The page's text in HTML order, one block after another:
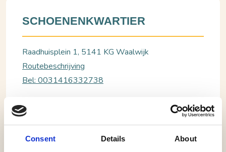
Consent Details About
SCHOENENKWARTIER
Raadhuisplein 1, 5141 KG Waalwijk
Routebeschrijving
Bel: 0031416332738